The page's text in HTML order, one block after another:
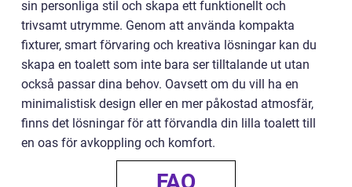
sin personliga stil och skapa ett funktionellt och
trivsamt utrymme. Genom att använda kompakta
fixturer, smart förvaring och kreativa lösningar kan du
skapa en toalett som inte bara ser tilltalande ut utan
också passar dina behov. Oavsett om du vill ha en
minimalistisk design eller en mer påkostad atmosfär,
finns det lösningar för att förvandla din lilla toalett till
en oas för avkoppling och komfort.